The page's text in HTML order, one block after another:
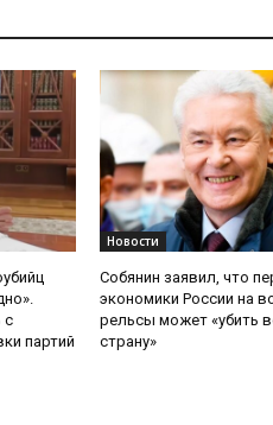
с
партий
Новости
Собянин заявил, что
экономики России на
рельсы может «убить
страну»